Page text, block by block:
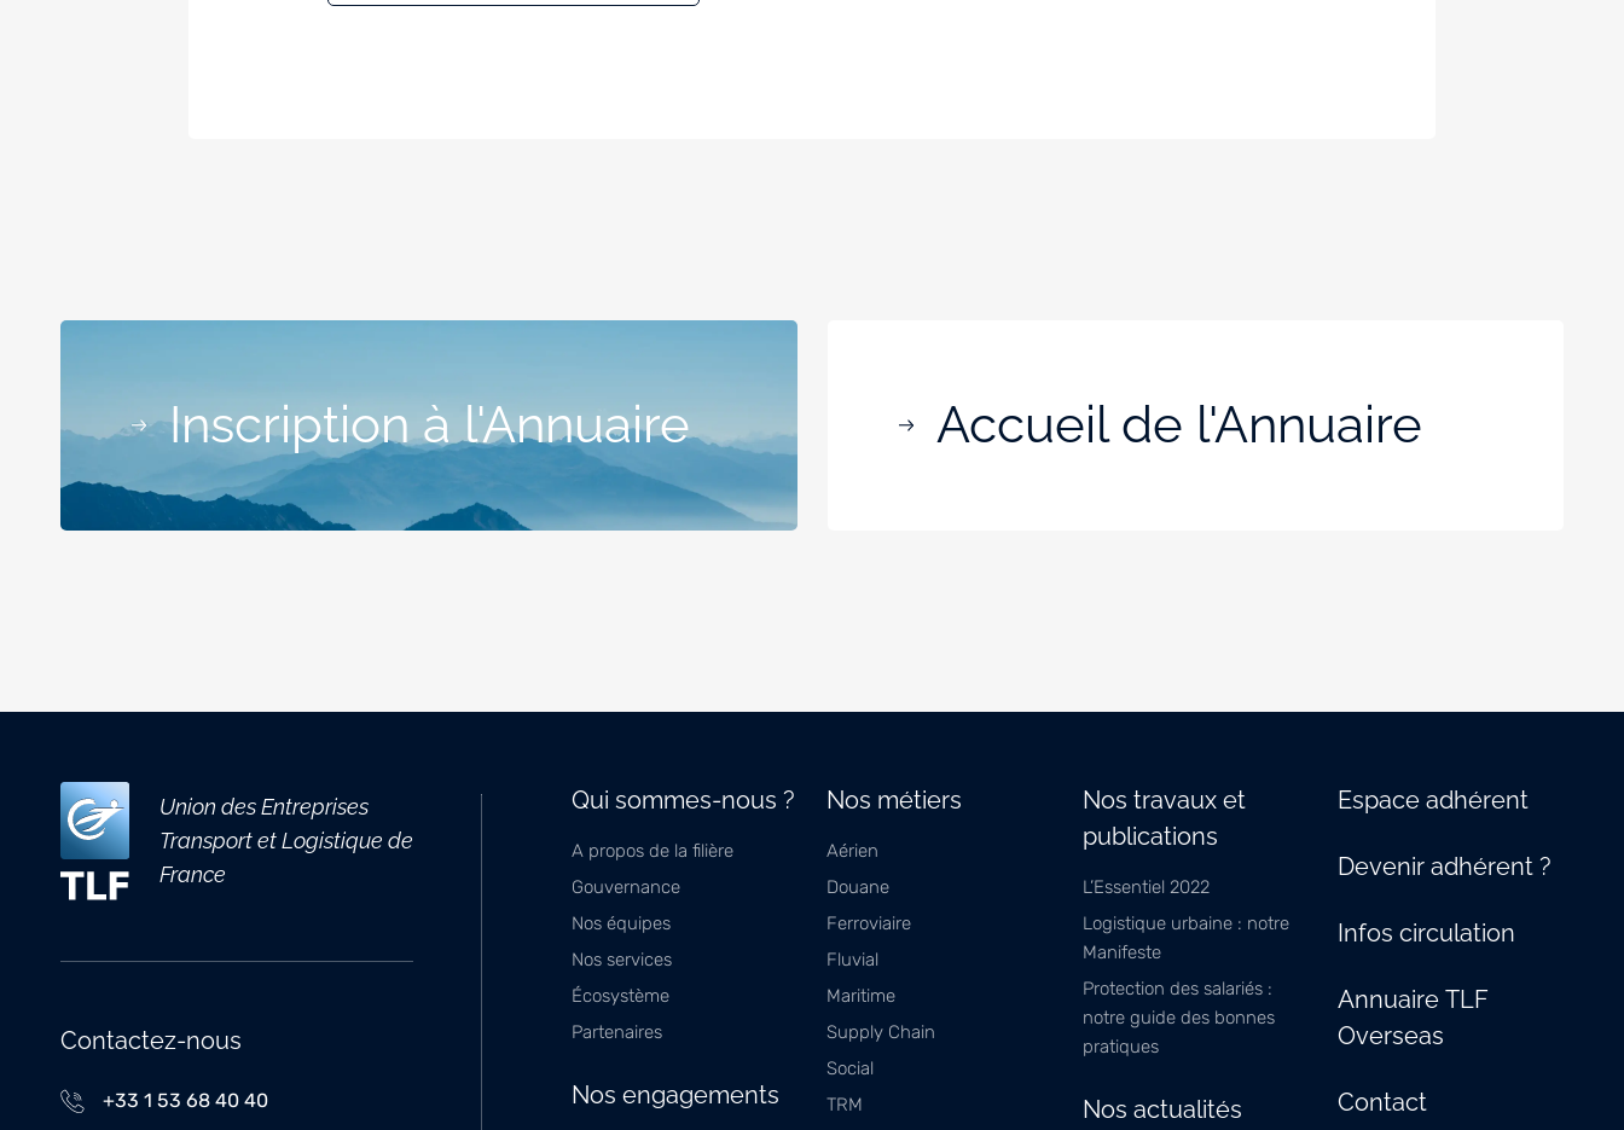
Inscription à l'Annuaire Accueil de l'Annuaire
Union des Entreprises
Transport et Logistique de
France
Contactez-nous
+33 1 53 68 40 40
Qui sommes-nous ?
A propos de la filière
Gouvernance
Nos équipes
Nos services
Écosystème
Partenaires
Nos engagements
Nos métiers
Aérien
Douane
Ferroviaire
Fluvial
Maritime
Supply Chain
Social
TRM
Nos travaux et
publications
L’Essentiel 2022
Logistique urbaine : notre
Manifeste
Protection des salariés :
notre guide des bonnes
pratiques
Nos actualités
Espace adhérent
Devenir adhérent ?
Infos circulation
Annuaire TLF
Overseas
Contact